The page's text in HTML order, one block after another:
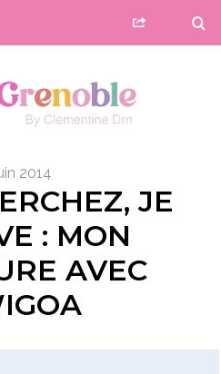
2014
JE
: MON
AVEC